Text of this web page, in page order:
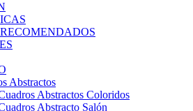
Abstractos
Abstractos Coloridos
Abstracto Salón